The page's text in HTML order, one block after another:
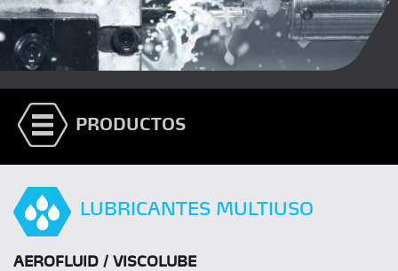
PRODUCTOS
LUBRICANTES MULTIUSO
AEROFLUID / VISCOLUBE